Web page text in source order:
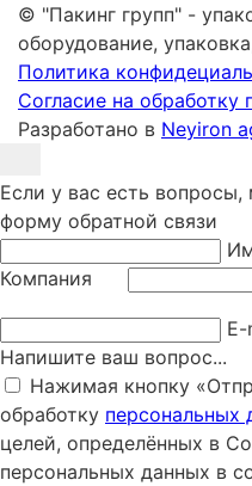
© "Пакинг групп" -
оборудование,
Политика
Согласие на обработку
Разработано в Neyiron
Если у вас есть
форму обратной связи
Компания
E-
Напишите ваш вопрос...
Нажимая кнопку
обработку персональных
целей, определённых в
персональных данных в